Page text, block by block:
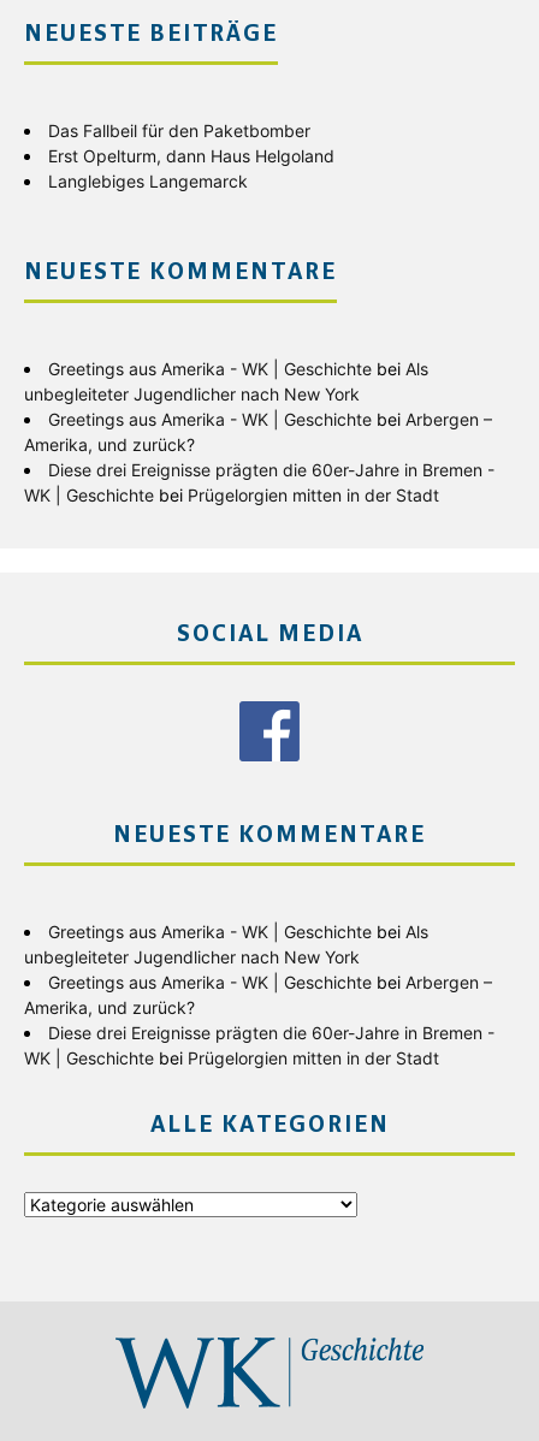
NEUESTE BEITRÄGE
Das Fallbeil für den Paketbomber
Erst Opelturm, dann Haus Helgoland
Langlebiges Langemarck
NEUESTE KOMMENTARE
Greetings aus Amerika - WK | Geschichte bei Als
unbegleiteter Jugendlicher nach New York
Greetings aus Amerika - WK | Geschichte bei Arbergen –
Amerika, und zurück?
Diese drei Ereignisse prägten die 60er-Jahre in Bremen -
WK | Geschichte bei Prügelorgien mitten in der Stadt
SOCIAL MEDIA
NEUESTE KOMMENTARE
Greetings aus Amerika - WK | Geschichte bei Als
unbegleiteter Jugendlicher nach New York
Greetings aus Amerika - WK | Geschichte bei Arbergen –
Amerika, und zurück?
Diese drei Ereignisse prägten die 60er-Jahre in Bremen -
WK | Geschichte bei Prügelorgien mitten in der Stadt
ALLE KATEGORIEN
Alle